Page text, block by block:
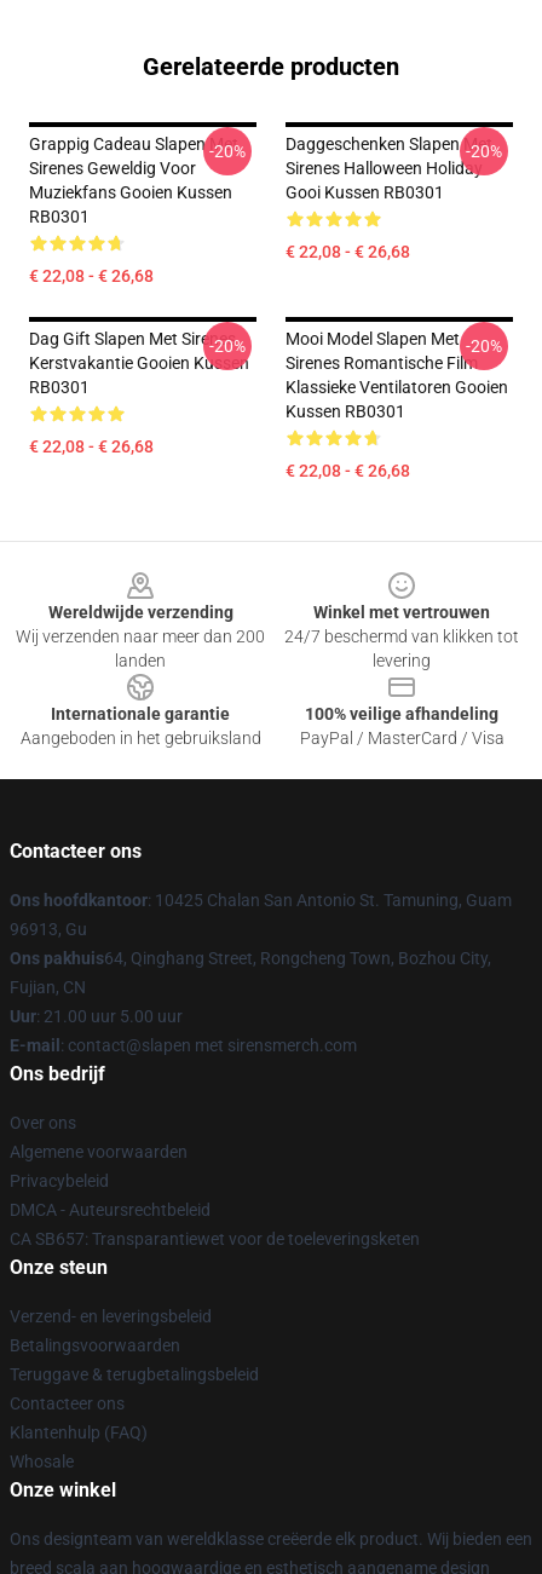
Gerelateerde producten
Grappig Cadeau Slapen Met
Sirenes Geweldig Voor
Muziekfans Gooien Kussen
RB0301
€ 22,08 - € 26,68
-20%
Daggeschenken Slapen Met
Sirenes Halloween Holiday
Gooi Kussen RB0301
€ 22,08 - € 26,68
-20%
Dag Gift Slapen Met Sirenes
Kerstvakantie Gooien Kussen
RB0301
€ 22,08 - € 26,68
-20%
Mooi Model Slapen Met
Sirenes Romantische Film
Klassieke Ventilatoren Gooien
Kussen RB0301
€ 22,08 - € 26,68
-20%
Wereldwijde verzending
Wij verzenden naar meer dan 200
landen
Winkel met vertrouwen
24/7 beschermd van klikken tot
levering
Internationale garantie
Aangeboden in het gebruiksland
100% veilige afhandeling
PayPal / MasterCard / Visa
Contacteer ons
Ons hoofdkantoor: 10425 Chalan San Antonio St. Tamuning, Guam
96913, Gu
Ons pakhuis64, Qinghang Street, Rongcheng Town, Bozhou City,
Fujian, CN
Uur: 21.00 uur 5.00 uur
E-mail : contact@slapen met sirensmerch.com
Ons bedrijf
Over ons
Algemene voorwaarden
Privacybeleid
DMCA - Auteursrechtbeleid
CA SB657: Transparantiewet voor de toeleveringsketen
Onze steun
Verzend- en leveringsbeleid
Betalingsvoorwaarden
Teruggave & terugbetalingsbeleid
Contacteer ons
Klantenhulp (FAQ)
Whosale
Onze winkel
Ons designteam van wereldklasse creëerde elk product. Wij bieden een
breed scala aan hoogwaardige en esthetisch aangename design